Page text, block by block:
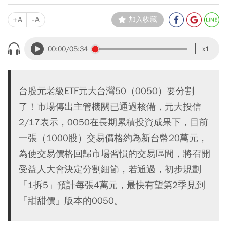
+A -A 加入收藏
00:00/05:34 x1
台股元老級ETF元大台灣50（0050）要分割
了！市場傳出主管機關已通過核備，元大投信
2/17表示，0050在長期累積投資成果下，目前
一張（1000股）交易價格約為新台幣20萬元，
為使交易價格回歸市場習慣的交易區間，將召開
受益人大會決定分割細節，若通過，初步規劃
「1拆5」預計每張4萬元，最快有望第2季見到
「甜甜價」版本的0050。